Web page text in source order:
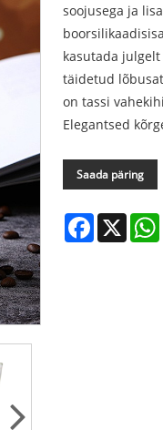
soojusega ja
kasutada
täidetud
on tassi
Elegantsed
Saada päring
Facebook
X